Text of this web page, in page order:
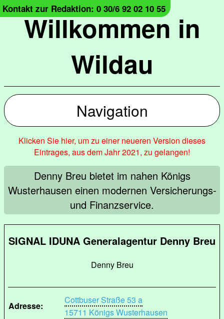
Willkommen in
Wildau
Kontakt zur Redaktion: 0 30/6 92 02 10 55
Navigation
Klicken Sie hier, um zu einer neueren Version dieses
Eintrages, aus dem Jahr 2021, zu gelangen!
Denny Breu bietet im nahen Königs
Wusterhausen einen modernen Versicherungs-
und Finanzservice.
SIGNAL IDUNA Generalagentur Denny Breu
Denny Breu
Adresse:
Cottbuser Straße 53 a
15711 Königs Wusterhausen